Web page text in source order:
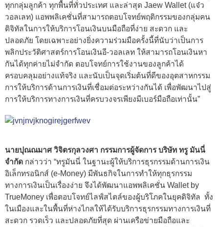
ทุกกลุ่มลูกค้า ทุกพื้นที่ทั่วประเทศ และล่าสุด Jaew Wallet (แจ๋ว
วอลเลท) แอพพลิเคชั่นที่สามารถตอบโจทย์พฤติกรรมของกลุ่มคน
ดิจิทัลในการให้บริการโอนเงินบนมือถือที่ง่าย สะดวก และ
ปลอดภัย โดยเฉพาะอย่างยิ่งความร่วมมือครั้งนี้ที่นับว่าเป็นการ
พลิกประวัติศาสตร์การโอนเงินอี-วอลเลท ให้สามารถโอนเงินหา
กันได้ทุกค่ายไม่จำกัด ตอบโจทย์การใช้งานของลูกค้าได้
ครอบคลุมอย่างแท้จริง และนับเป็นจุดเริ่มต้นที่ดีของอุตสาหกรรม
การให้บริการด้านการเงินที่เชื่อมต่อระหว่างกันได้ เพื่อพัฒนาไปสู่
การให้บริการทางการเงินที่ครบวงจรเพียงมีเบอร์มือถือเท่านั้น”
นายปุณณมาศ วิจิตรกุลวงศา กรรมการผู้จัดการ บริษัท ทรู มันนี่
จำกัด กล่าวว่า “ทรูมันนี่ ในฐานะผู้ให้บริการธุรกรรมด้านการเงิน
อิเล็กทรอนิกส์ (e-Money) มีพันธกิจในการทำให้ทุกธุรกรรม
ทางการเงินเป็นเรื่องง่าย จึงได้พัฒนาแอพพลิเคชั่น Wallet by
TrueMoney เพื่อตอบโจทย์ไลฟ์สไตล์ของผู้บริโภคในยุคดิจิทัล ทั้ง
ในเมืองและในพื้นที่ห่างไกลให้ได้รับบริการธุรกรรมทางการเงินที่
สะดวก รวดเร็ว และปลอดภัยที่สุด ผ่านเครือข่ายมือถือและ